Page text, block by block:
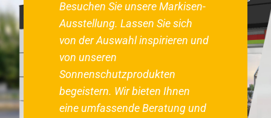
Besuchen Sie unsere Markisen-
Ausstellung. Lassen Sie sich
von der Auswahl inspirieren und
von unseren
Sonnenschutzprodukten
begeistern. Wir bieten Ihnen
eine umfassende Beratung und